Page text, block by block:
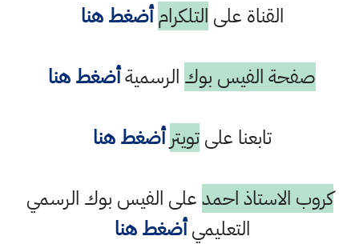
القناة على التلكرام أضغط هنا
صفحة الفيس بوك الرسميةأضغط هنا
تابعنا علىتويتر أضغط هنا
كروب الاستاذ احمدعلى الفيس بوك الرسمي
التعليميأضغط هنا